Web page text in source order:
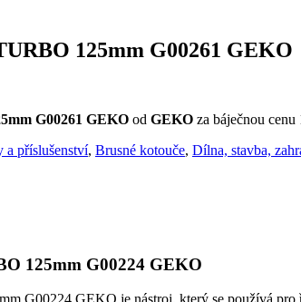
125mm G00261 GEKO
G00261 GEKO od GEKO za báječnou cenu
a příslušenství, Brusné kotouče, Dílna, stavba,
125mm G00224 GEKO